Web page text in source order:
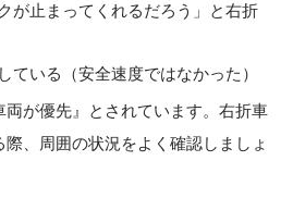
が止まってくれるだろう」と右折
ている（安全速度ではなかった）
が優先』とされています。右折車
、周囲の状況をよく確認しましょ